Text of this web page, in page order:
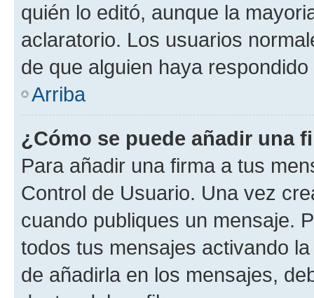
quién lo editó, aunque la
aclaratorio. Los usuarios
de que alguien haya
Arriba
¿Cómo se puede añadir una
Para añadir una firma a tus
Control de Usuario. Una vez
cuando publiques un mensaje.
todos tus mensajes activando
de añadirla en los mensajes,